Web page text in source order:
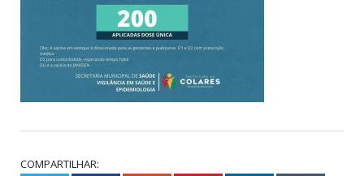
COMPARTILHAR: